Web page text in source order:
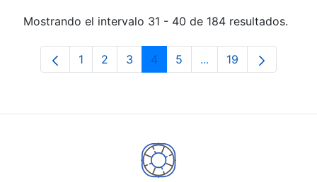
Mostrando el intervalo 31 - 40 de 184 resultados.
Página
1 Página
2 Página
3 Página
4 Página
5 ...Páginas intermedias
Página
19